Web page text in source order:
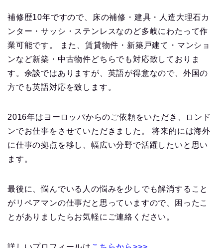
補修歴10年ですので、床の補修・建具・人造大理石カ
ンター・サッシ・ステンレスなのど多岐にわたって作
業可能です。 また、賃貸物件・新築戸建て・マンショ
ンなど新築・中古物件どちらでも対応致しておりま
す。余談ではありますが、英語が得意なので、外国の
方でも英語対応を致します。
2016年はヨーロッパからのご依頼をいただき、ロンド
ンでお仕事をさせていただきました。 将来的には海外
に仕事の拠点を移し、幅広い分野で活躍したいと思い
ます。
最後に、悩んでいる人の悩みを少しでも解消すること
がリペアマンの仕事だと思っていますので、困ったこ
とがありましたらお気軽にご連絡ください。